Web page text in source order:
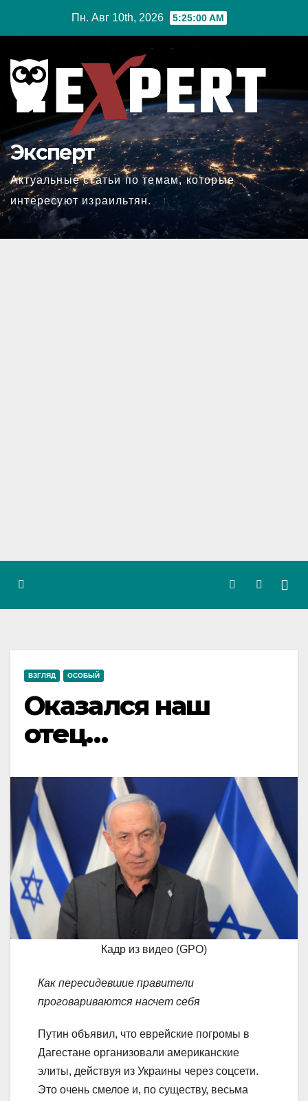
Пн. Авг 10th, 2026 5:25:01 AM
Эксперт
Актуальные статьи по темам, которые
интересуют израильтян.
ВЗГЛЯД ОСОБЫЙ
Оказался наш
отец…
Кадр из видео (GPO)
Как пересидевшие правители
проговариваются насчет себя
Путин объявил, что еврейские погромы в
Дагестане организовали американские
элиты, действуя из Украины через соцсети.
Это очень смелое и, по существу, весьма